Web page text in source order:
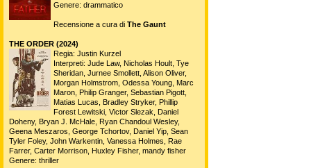
Genere: drammatico
Recensione a cura di The Gaunt
THE ORDER (2024)
Regia: Justin Kurzel
Interpreti: Jude Law, Nicholas Hoult, Tye
Sheridan, Jurnee Smollett, Alison Oliver,
Morgan Holmstrom, Odessa Young, Marc
Maron, Philip Granger, Sebastian Pigott,
Matias Lucas, Bradley Stryker, Phillip
Forest Lewitski, Victor Slezak, Daniel
Doheny, Bryan J. McHale, Ryan Chandoul Wesley,
Geena Meszaros, George Tchortov, Daniel Yip, Sean
Tyler Foley, John Warkentin, Vanessa Holmes, Rae
Farrer, Carter Morrison, Huxley Fisher, mandy fisher
Genere: thriller